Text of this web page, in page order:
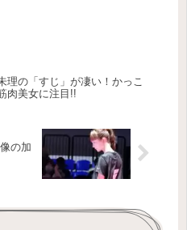
理の「すじ」が凄い！かっこ
肉美女に注目!!
の加